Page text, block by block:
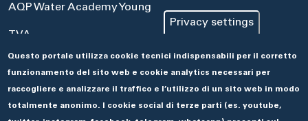
AQP Water Academy Young
TVA
Portale Acquisti
Aseco
Privacy settings
Questo portale utilizza cookie tecnici indispensabili per il corretto
funzionamento del sito web e cookie analytics necessari per
raccogliere e analizzare il traffico e l’utilizzo di un sito web in modo
totalmente anonimo. I cookie social di terze parti (es. youtube,